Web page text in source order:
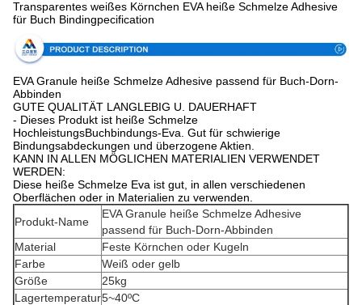
Transparentes weißes Körnchen EVA heiße Schmelze Adhesive
für Buch Bindingpecification
EVA Granule heiße Schmelze Adhesive passend für Buch-Dorn-
Abbinden
GUTE QUALITÄT LANGLEBIG U. DAUERHAFT
- Dieses Produkt ist heiße Schmelze
HochleistungsBuchbindungs-Eva. Gut für schwierige
Bindungsabdeckungen und überzogene Aktien.
KANN IN ALLEN MÖGLICHEN MATERIALIEN VERWENDET
WERDEN:
Diese heiße Schmelze Eva ist gut, in allen verschiedenen
Oberflächen oder in Materialien zu verwenden.
Produkt-Name
EVA Granule heiße Schmelze Adhesive
passend für Buch-Dorn-Abbinden
Material
Feste Körnchen oder Kugeln
Farbe
Weiß oder gelb
Größe
25kg
Lagertemperatur5~40ºC